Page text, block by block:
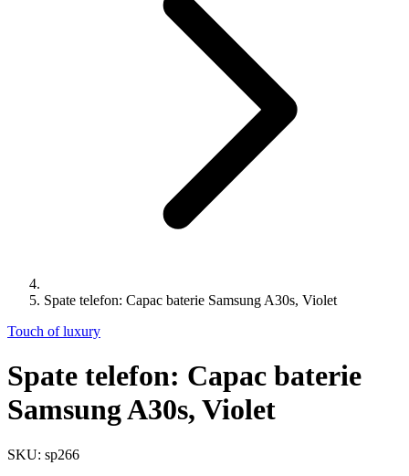
Spate telefon: Capac baterie Samsung A30s, Violet
Touch of luxury
Spate telefon: Capac baterie
Samsung A30s, Violet
SKU: sp266